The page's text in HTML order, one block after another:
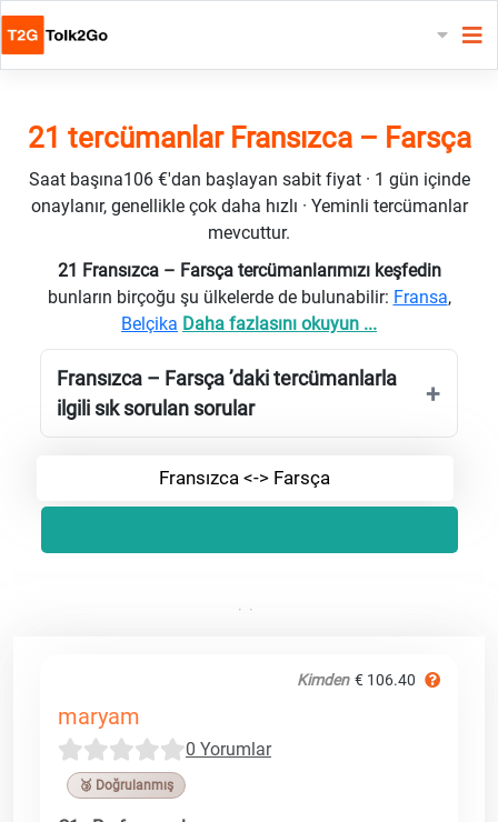
21 tercümanlar Fransızca – Farsça
Saat başına106 €'dan başlayan sabit fiyat · 1 gün içinde
onaylanır, genellikle çok daha hızlı · Yeminli tercümanlar
mevcuttur.
21 Fransızca – Farsça tercümanlarımızı keşfedin
bunların birçoğu şu ülkelerde de bulunabilir: Fransa,
Belçika Daha fazlasını okuyun ...
Fransızca – Farsça ’daki tercümanlarla
ilgili sık sorulan sorular
Fransızca <-> Farsça
Kimden € 106.40
maryam
0 Yorumlar
🥉 Doğrulanmış